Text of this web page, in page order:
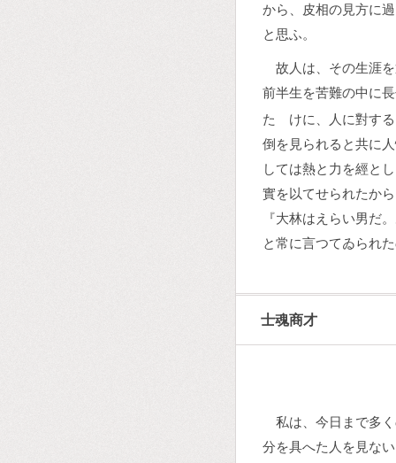
から、皮相の見方に
と思ふ。
故人は、その生涯
前半生を苦難の中に
たゞけに、人に對す
倒を見られると共に
しては熱と力を經と
實を以てせられたか
『大林はえらい男だ
と常に言つてゐられ
士魂商才
私は、今日まで多
分を具へた人を見な